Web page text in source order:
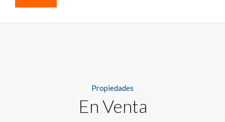
Propiedades
En Venta